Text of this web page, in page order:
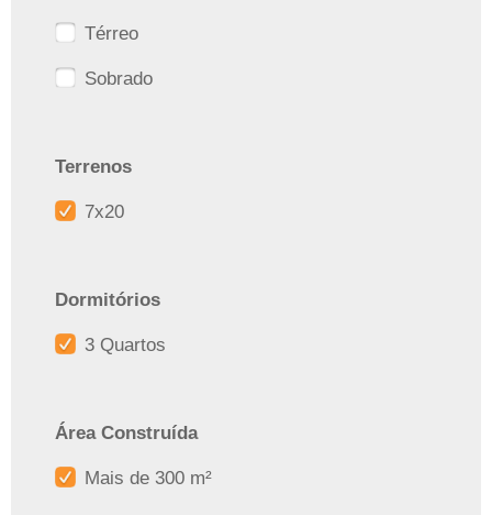
Térreo
Sobrado
Terrenos
7x20
Dormitórios
3 Quartos
Área Construída
Mais de 300 m²